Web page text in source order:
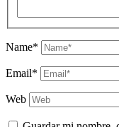
Name*
Email*
Web